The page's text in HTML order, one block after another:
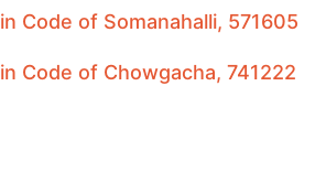
Code of Somanahalli, 571605
Code of Chowgacha, 741222